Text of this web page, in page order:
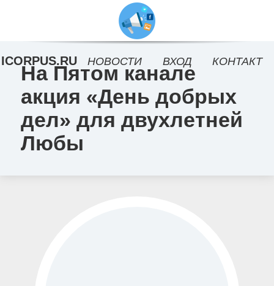
На Пятом канале
акция «День добрых
дел» для двухлетней
Любы
ICORPUS.RU НОВОСТИ ВХОД КОНТАКТ